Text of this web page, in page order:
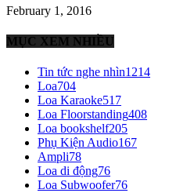
February 1, 2016
MỤC XEM NHIỀU
Tin tức nghe nhìn1214
Loa704
Loa Karaoke517
Loa Floorstanding408
Loa bookshelf205
Phụ Kiện Audio167
Ampli78
Loa di động76
Loa Subwoofer76